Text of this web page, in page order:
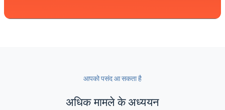
आपको पसंद आ सकता है
अधिक मामले के अध्ययन